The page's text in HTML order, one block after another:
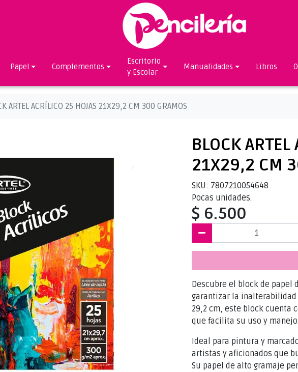
Papel Complementos
Escritorio
y Escolar
Manualidades Libros
ARTEL ACRÍLICO 25 HOJAS 21X29,2 CM 300 GRAMOS
BLOCK
21X29,2 CM
SKU: 7807210054648
Pocas unidades.
$ 6.500
Descubre el block de papel
garantizar la inalterabilidad
29,2 cm, este block cuenta
que facilita su uso y
Ideal para pintura y
artistas y aficionados que
Su papel de alto gramaje